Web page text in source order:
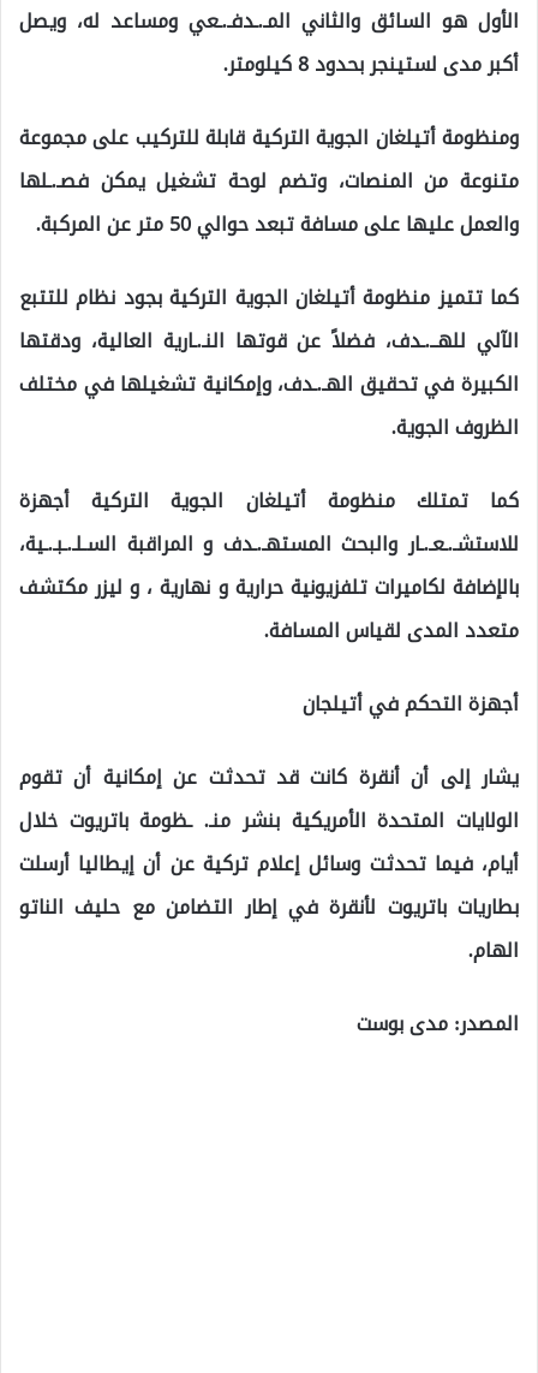
الأول هو السائق والثاني المـ.ـدفـ.ـعي ومساعد له، ويصل
أكبر مدى لستينجر بحدود 8 كيلومتر.
ومنظومة أتيلغان الجوية التركية قابلة للتركيب على مجموعة
متنوعة من المنصات، وتضم لوحة تشغيل يمكن فصـ.ـلها
والعمل عليها على مسافة تبعد حوالي 50 متر عن المركبة.
كما تتميز منظومة أتيلغان الجوية التركية بجود نظام للتتبع
الآلي للهــ.ـدف، فضلاً عن قوتها النـ.ـارية العالية، ودقتها
الكبيرة في تحقيق الهـ.ـدف، وإمكانية تشغيلها في مختلف
الظروف الجوية.
كما تمتلك منظومة أتيلغان الجوية التركية أجهزة
للاستشـ.ـعـ.ـار والبحث المستهـ.ـدف و المراقبة السـلـ.ـبـ.ـية،
بالإضافة لكاميرات تلفزيونية حرارية و نهارية ، و ليزر مكتشف
متعدد المدى لقياس المسافة.
أجهزة التحكم في أتيلجان
يشار إلى أن أنقرة كانت قد تحدثت عن إمكانية أن تقوم
الولايات المتحدة الأمريكية بنشر منـ. ـظومة باتريوت خلال
أيام، فيما تحدثت وسائل إعلام تركية عن أن إيطاليا أرسلت
بطاريات باتريوت لأنقرة في إطار التضامن مع حليف الناتو
الهام.
المصدر: مدى بوست